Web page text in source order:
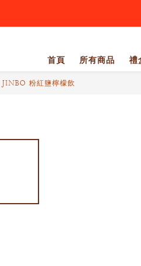
首頁 所有商品 禮
JINBO 粉紅鹽檸檬飲